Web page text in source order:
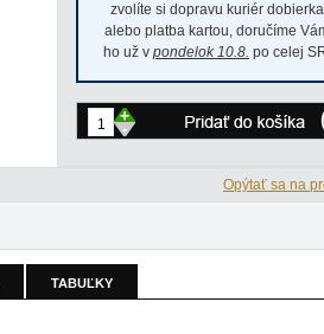
zvolíte si dopravu kuriér dobierka
alebo platba kartou, doručíme
ho už v pondelok 10.8. po celej
-
+
Opýtať sa na
TABUĽKY